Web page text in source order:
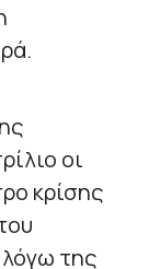
οι
κρίσης
λόγω της